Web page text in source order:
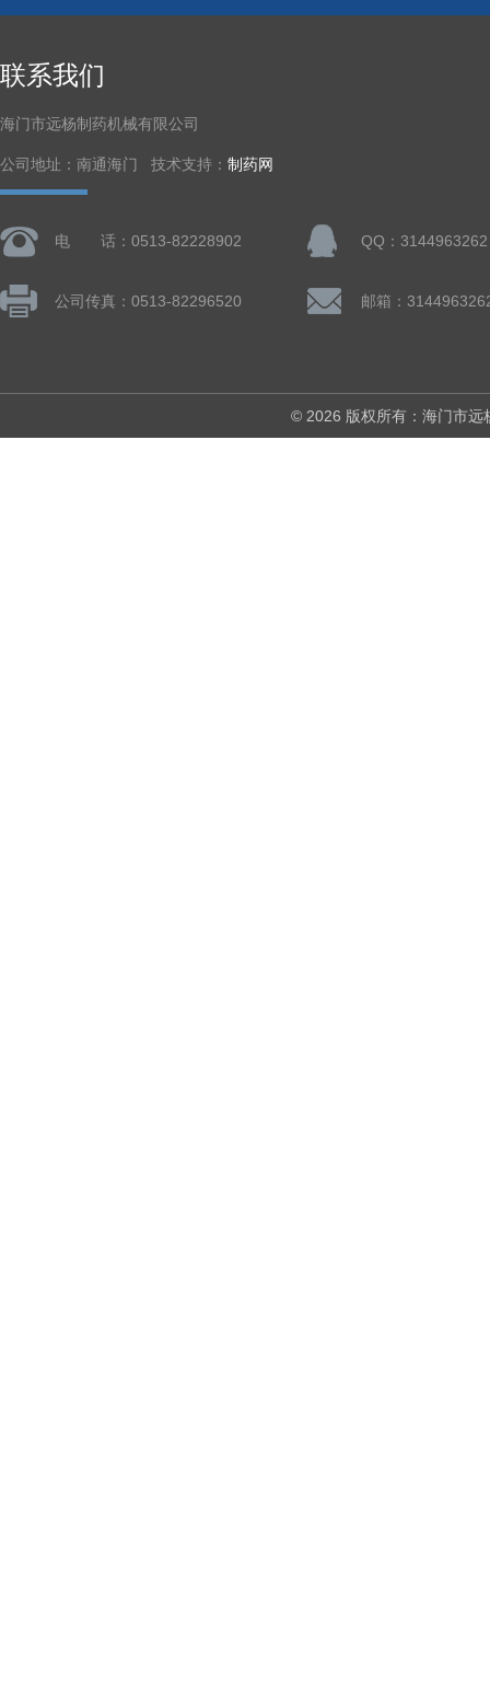
联系我们
海门市远杨制药机械有限公司
公司地址：南通海门 技术支持： 制药网
电 话：0513-82228902 QQ：3144963262
公司传真：0513-82296520 邮箱：
© 2026 版权所有：海门市